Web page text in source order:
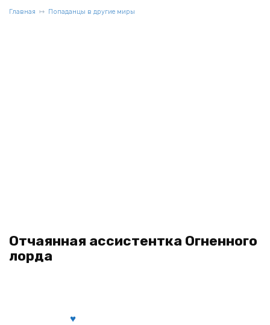
Главная Попаданцы в другие миры
Отчаянная ассистентка Огненного
лорда